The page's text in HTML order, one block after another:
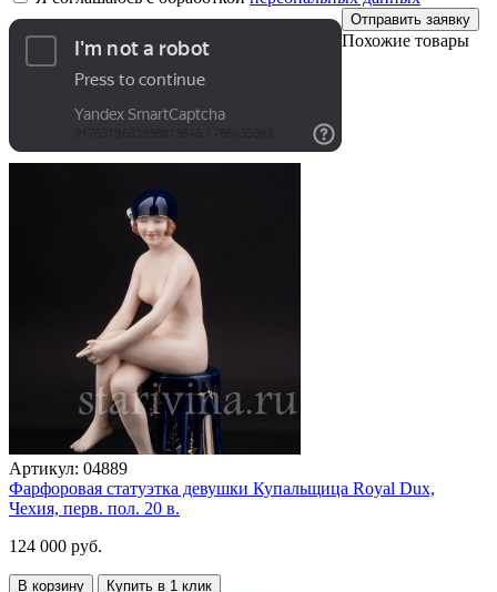
Отправить заявку
Похожие товары
Артикул: 04889
Фарфоровая статуэтка девушки Купальщица Royal Dux,
Чехия, перв. пол. 20 в.
124 000 руб.
В корзину Купить в 1 клик